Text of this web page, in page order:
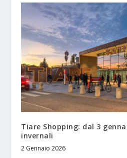
Tiare Shopping: dal 3
invernali
2 Gennaio 2026